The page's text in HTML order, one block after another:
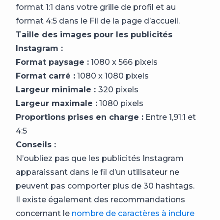
format 1:1 dans votre grille de profil et au
format 4:5 dans le Fil de la page d’accueil.
Taille des images pour les publicités
Instagram :
Format paysage : 1080 x 566 pixels
Format carré : 1080 x 1080 pixels
Largeur minimale : 320 pixels
Largeur maximale : 1080 pixels
Proportions prises en charge : Entre 1,91:1 et
4:5
Conseils :
N’oubliez pas que les publicités Instagram
apparaissant dans le fil d’un utilisateur ne
peuvent pas comporter plus de 30 hashtags.
Il existe également des recommandations
concernant le nombre de caractères à inclure